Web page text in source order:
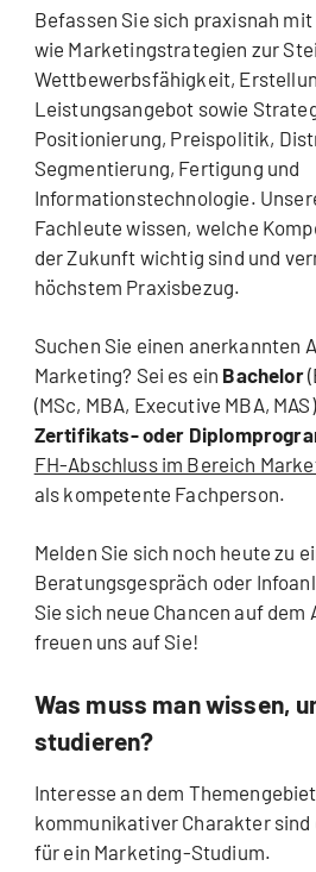
Befassen Sie sich praxisnah
wie Marketingstrategien zur
Wettbewerbsfähigkeit,
Leistungsangebot sowie
Positionierung, Preispolitik,
Segmentierung, Fertigung und
Informationstechnologie.
Fachleute wissen, welche
der Zukunft wichtig sind und
höchstem Praxisbezug.
Suchen Sie einen anerkannten
Marketing? Sei es ein Bachelor
(MSc, MBA, Executive MBA,
Zertifikats- oder
FH-Abschluss im Bereich
als kompetente Fachperson.
Melden Sie sich noch heute zu
Beratungsgespräch oder
Sie sich neue Chancen auf
freuen uns auf Sie!
Was muss man wissen,
studieren?
Interesse an dem
kommunikativer Charakter sind
für ein Marketing-Studium.